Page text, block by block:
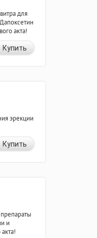
для
акта!
Купить
эрекции
Купить
и